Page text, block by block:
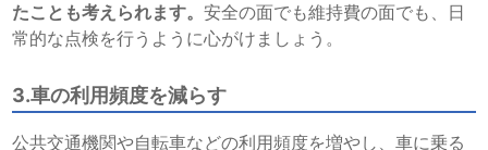
たことも考えられます。安全の面でも維持費の面でも、日
常的な点検を行うように心がけましょう。
3.車の利用頻度を減らす
公共交通機関や自転車などの利用頻度を増やし、車に乗る